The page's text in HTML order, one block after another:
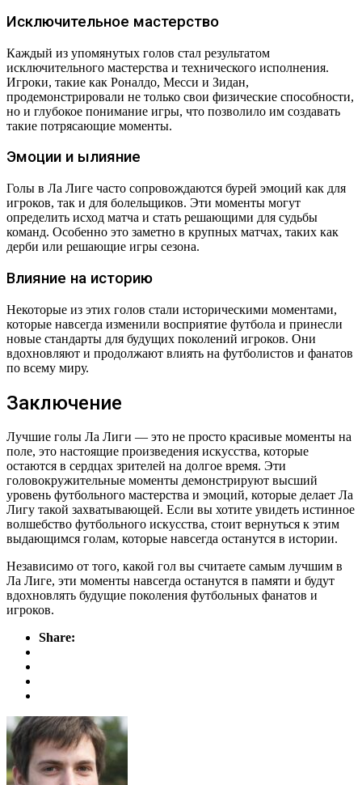
Исключительное мастерство
Каждый из упомянутых голов стал результатом
исключительного мастерства и технического исполнения.
Игроки, такие как Роналдо, Месси и Зидан,
продемонстрировали не только свои физические способности,
но и глубокое понимание игры, что позволило им создавать
такие потрясающие моменты.
Эмоции и ылияние
Голы в Ла Лиге часто сопровождаются бурей эмоций как для
игроков, так и для болельщиков. Эти моменты могут
определить исход матча и стать решающими для судьбы
команд. Особенно это заметно в крупных матчах, таких как
дерби или решающие игры сезона.
Влияние на историю
Некоторые из этих голов стали историческими моментами,
которые навсегда изменили восприятие футбола и принесли
новые стандарты для будущих поколений игроков. Они
вдохновляют и продолжают влиять на футболистов и фанатов
по всему миру.
Заключение
Лучшие голы Ла Лиги — это не просто красивые моменты на
поле, это настоящие произведения искусства, которые
остаются в сердцах зрителей на долгое время. Эти
головокружительные моменты демонстрируют высший
уровень футбольного мастерства и эмоций, которые делает Ла
Лигу такой захватывающей. Если вы хотите увидеть истинное
волшебство футбольного искусства, стоит вернуться к этим
выдающимся голам, которые навсегда останутся в истории.
Независимо от того, какой гол вы считаете самым лучшим в
Ла Лиге, эти моменты навсегда останутся в памяти и будут
вдохновлять будущие поколения футбольных фанатов и
игроков.
Share: